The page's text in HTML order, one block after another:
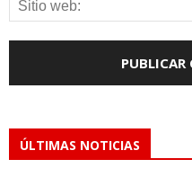
ÚLTIMAS NOTICIAS